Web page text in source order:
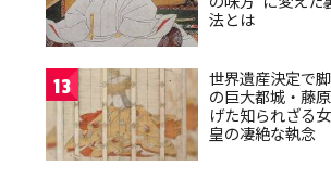
法とは
13
世界遺産決定で
の巨大都城・藤
げた知られざる
皇の凄絶な執念